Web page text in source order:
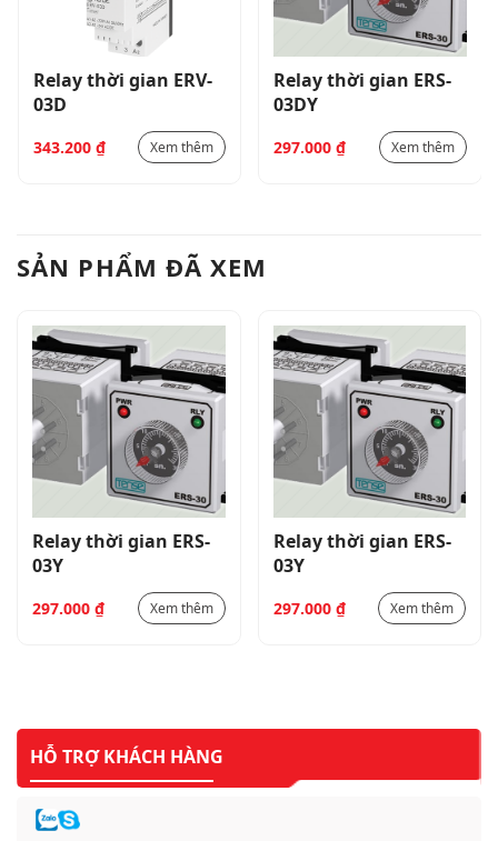
Relay thời gian ERV-
03D
343.200 ₫ Xem thêm
Relay thời gian ERS-
03DY
297.000 ₫ Xem thêm
SẢN PHẨM ĐÃ XEM
Relay thời gian ERS-
03Y
297.000 ₫ Xem thêm
Relay thời gian ERS-
03Y
297.000 ₫ Xem thêm
HỖ TRỢ KHÁCH HÀNG